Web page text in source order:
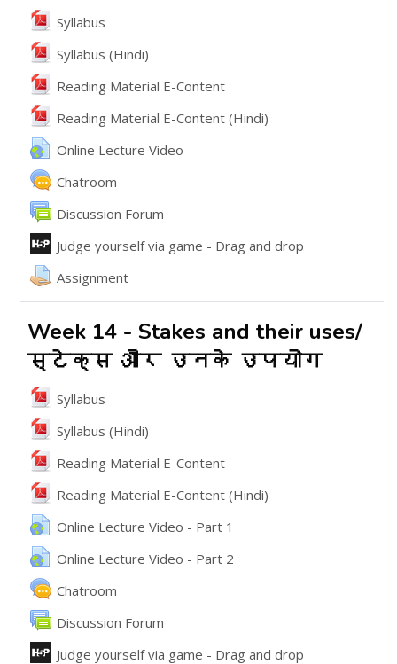
Syllabus
File
Syllabus (Hindi)
File
Reading Material E-Content
File
Reading Material E-Content (Hindi)
File
Online Lecture Video
URL
Chatroom
Discussion Forum
వేదిక
Judge yourself via game - Drag and dropఇంటరాక్టివ్ కంటెంట్
Assignment
అసైన్మెంట్
Week 14 - Stakes and their uses/
स्टेक्स और उनके उपयोग
Syllabus
File
Syllabus (Hindi)
File
Reading Material E-Content
File
Reading Material E-Content (Hindi)
File
Online Lecture Video - Part 1
URL
Online Lecture Video - Part 2
URL
Chatroom
Discussion Forum
వేదిక
Judge yourself via game - Drag and dropఇంటరాక్టివ్ కంటెంట్